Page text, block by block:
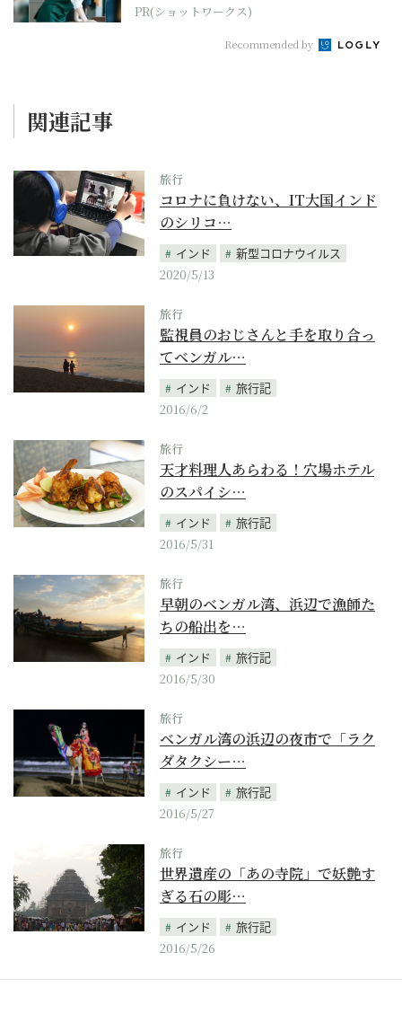
PR(ショットワークス)
Recommended by
関連記事
旅行
コロナに負けない、IT大国インド
のシリコ…
インド
新型コロナウイルス
2020/5/13
旅行
監視員のおじさんと手を取り合っ
てベンガル…
インド
旅行記
2016/6/2
旅行
天才料理人あらわる！穴場ホテル
のスパイシ…
インド
旅行記
2016/5/31
旅行
早朝のベンガル湾、浜辺で漁師た
ちの船出を…
インド
旅行記
2016/5/30
旅行
ベンガル湾の浜辺の夜市で「ラク
ダタクシー…
インド
旅行記
2016/5/27
旅行
世界遺産の「あの寺院」で妖艶す
ぎる石の彫…
インド
旅行記
2016/5/26